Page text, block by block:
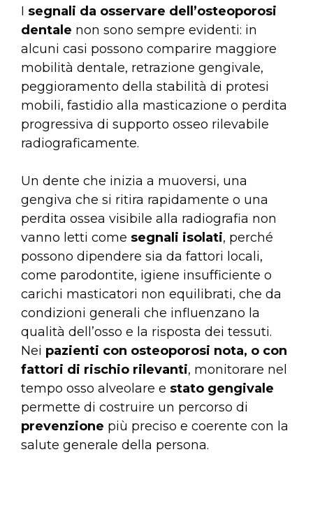
I segnali da osservare dell’osteoporosi
dentale non sono sempre evidenti: in
alcuni casi possono comparire maggiore
mobilità dentale, retrazione gengivale,
peggioramento della stabilità di protesi
mobili, fastidio alla masticazione o perdita
progressiva di supporto osseo rilevabile
radiograficamente.
Un dente che inizia a muoversi, una
gengiva che si ritira rapidamente o una
perdita ossea visibile alla radiografia non
vanno letti come segnali isolati, perché
possono dipendere sia da fattori locali,
come parodontite, igiene insufficiente o
carichi masticatori non equilibrati, che da
condizioni generali che influenzano la
qualità dell’osso e la risposta dei tessuti.
Nei pazienti con osteoporosi nota, o con
fattori di rischio rilevanti, monitorare nel
tempo osso alveolare e stato gengivale
permette di costruire un percorso di
prevenzione più preciso e coerente con la
salute generale della persona.